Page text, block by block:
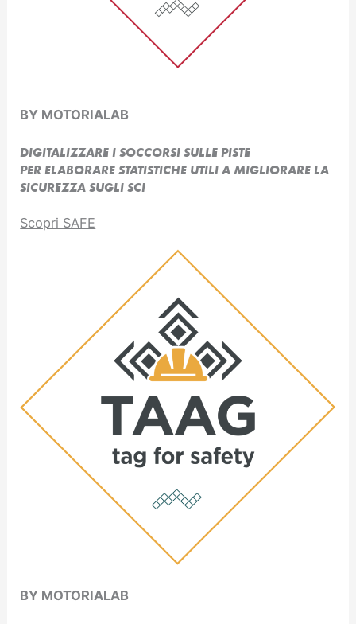
BY MOTORIALAB
DIGITALIZZARE I SOCCORSI SULLE PISTE
PER ELABORARE STATISTICHE UTILI A MIGLIORARE LA
SICUREZZA SUGLI SCI
Scopri SAFE
BY MOTORIALAB